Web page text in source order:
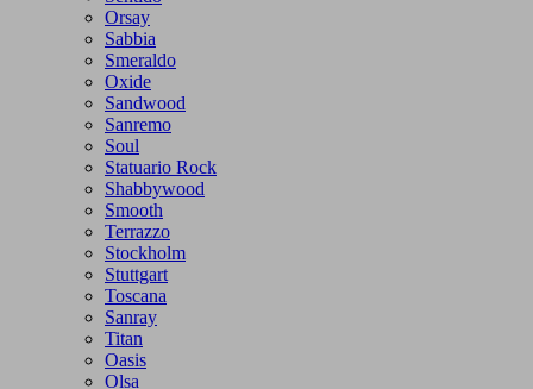
Orsay
Sabbia
Smeraldo
Oxide
Sandwood
Sanremo
Soul
Statuario Rock
Shabbywood
Smooth
Terrazzo
Stockholm
Stuttgart
Toscana
Sanray
Titan
Oasis
Olsa